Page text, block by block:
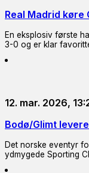
Real Madrid køre
En eksplosiv første
3-0 og er klar
12. mar. 2026,
Bodø/Glimt
Det norske eventyr
ydmygede Sporting